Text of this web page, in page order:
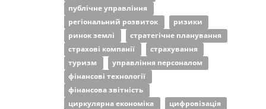
публічне управління
регіональний розвиток
ризики
ринок землі
стратегічне планування
страхові компанії
страхування
туризм
управління персоналом
фінансові технології
фінансова звітність
циркулярна економіка
цифровізація